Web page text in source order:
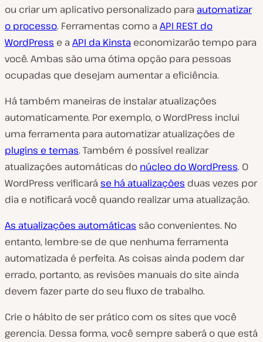
ou criar um aplicativo personalizado para automatizar
o processo. Ferramentas como a API REST do
WordPress e a API da Kinsta economizarão tempo para
você. Ambas são uma ótima opção para pessoas
ocupadas que desejam aumentar a eficiência.
Há também maneiras de instalar atualizações
automaticamente. Por exemplo, o WordPress inclui
uma ferramenta para automatizar atualizações de
plugins e temas. Também é possível realizar
atualizações automáticas do núcleo do WordPress. O
WordPress verificará se há atualizações duas vezes por
dia e notificará você quando realizar uma atualização.
As atualizações automáticas são convenientes. No
entanto, lembre-se de que nenhuma ferramenta
automatizada é perfeita. As coisas ainda podem dar
errado, portanto, as revisões manuais do site ainda
devem fazer parte do seu fluxo de trabalho.
Crie o hábito de ser prático com os sites que você
gerencia. Dessa forma, você sempre saberá o que está